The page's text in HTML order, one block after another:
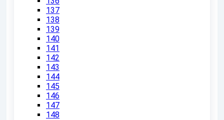
137
138
139
140
141
142
143
144
145
146
147
148